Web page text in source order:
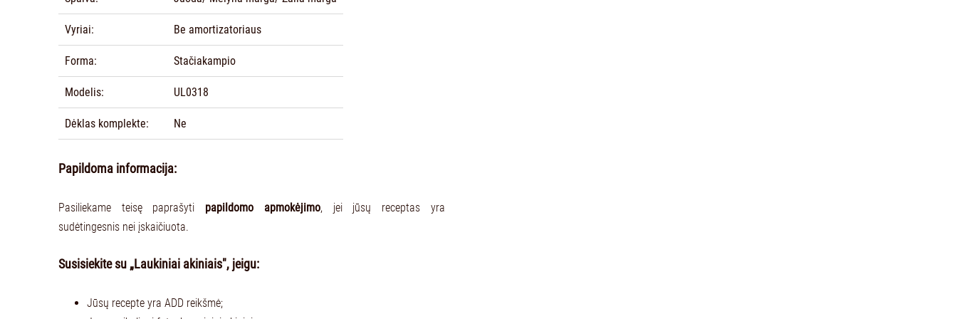
Vyriai: Be amortizatoriaus
Forma: Stačiakampio
Modelis: UL0318
Dėklas komplekte: Ne
Papildoma informacija:
Pasiliekame teisę paprašyti papildomo apmokėjimo, jei jūsų receptas yra
sudėtingesnis nei įskaičiuota.
Susisiekite su „Laukiniai akiniais", jeigu:
Jūsų recepte yra ADD reikšmė;